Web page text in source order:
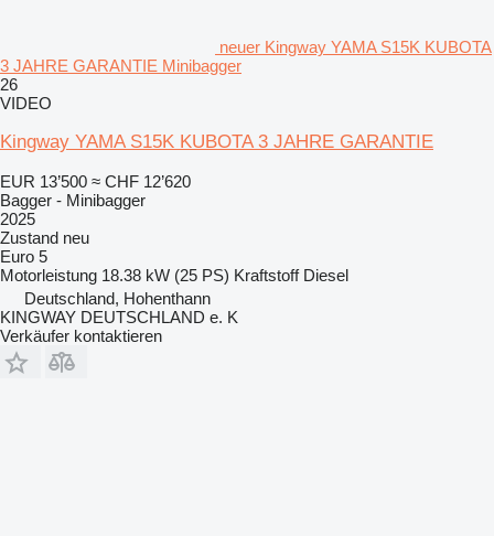
neuer Kingway YAMA S15K KUBOTA
3 JAHRE GARANTIE Minibagger
26
VIDEO
Kingway YAMA S15K KUBOTA 3 JAHRE GARANTIE
EUR 13’500 ≈ CHF 12’620
Bagger - Minibagger
2025
Zustand neu
Euro 5
Motorleistung 18.38 kW (25 PS) Kraftstoff Diesel
Deutschland, Hohenthann
KINGWAY DEUTSCHLAND e. K
Verkäufer kontaktieren